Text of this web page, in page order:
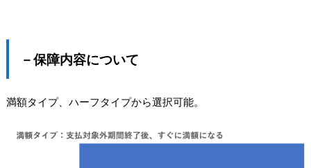
－保障内容について
満額タイプ、ハーフタイプから選択可能。